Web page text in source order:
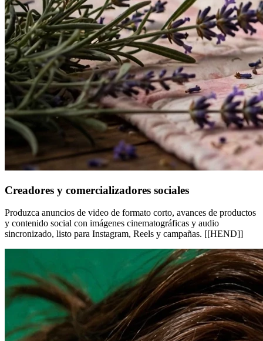
Creadores y comercializadores sociales
Produzca anuncios de video de formato corto, avances de productos
y contenido social con imágenes cinematográficas y audio
sincronizado, listo para Instagram, Reels y campañas. [[HEND]]